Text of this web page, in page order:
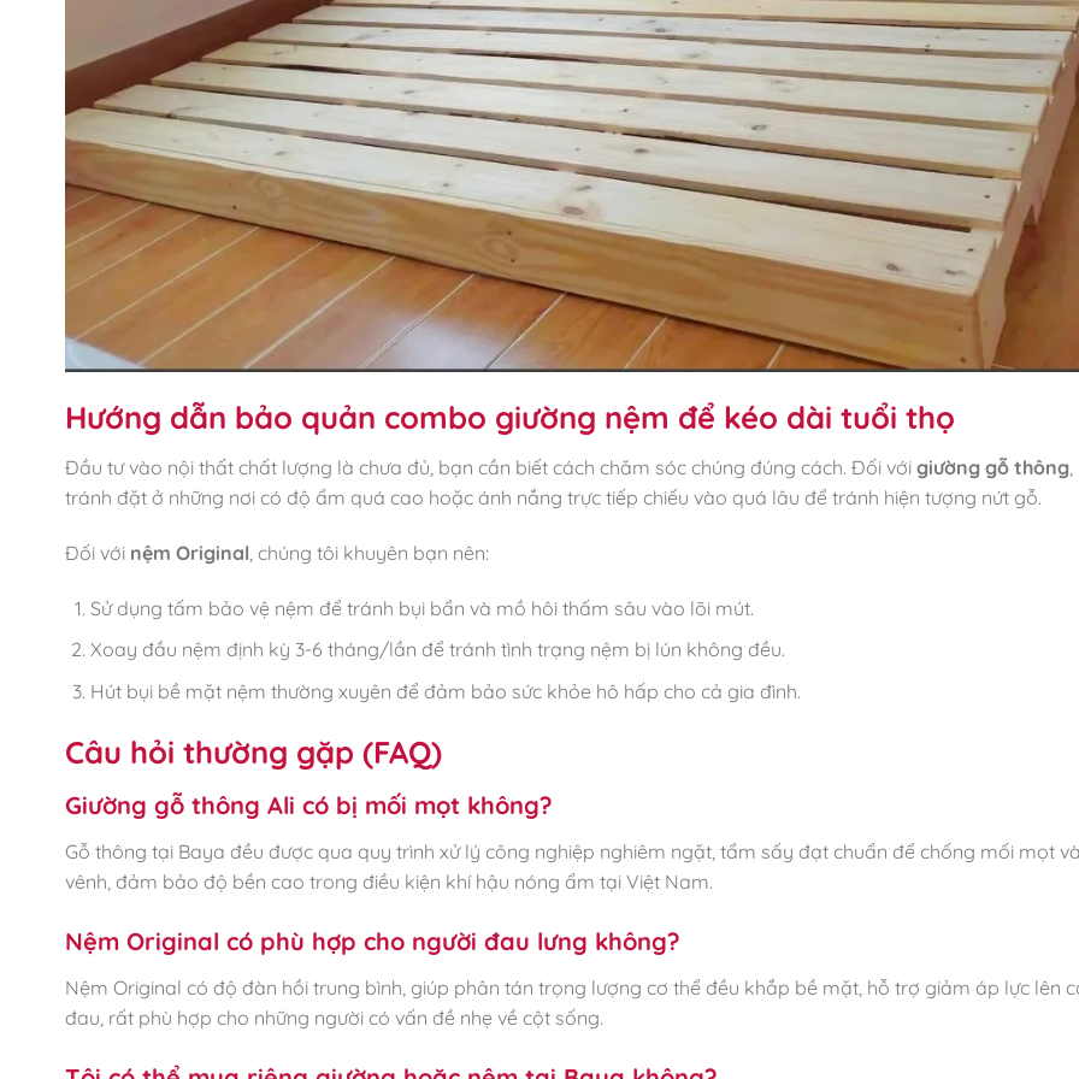
Hướng dẫn bảo quản combo giường nệm để kéo dài tuổi thọ
Đầu tư vào nội thất chất lượng là chưa đủ, bạn cần biết cách chăm sóc chúng đúng cách. Đối với giường gỗ thông
tránh đặt ở những nơi có độ ẩm quá cao hoặc ánh nắng trực tiếp chiếu vào quá lâu để tránh hiện tượng nứt gỗ.
Đối với nệm Original , chúng tôi khuyên bạn nên:
Sử dụng tấm bảo vệ nệm để tránh bụi bẩn và mồ hôi thấm sâu vào lõi mút.
Xoay đầu nệm định kỳ 3-6 tháng/lần để tránh tình trạng nệm bị lún không đều.
Hút bụi bề mặt nệm thường xuyên để đảm bảo sức khỏe hô hấp cho cả gia đình.
Câu hỏi thường gặp (FAQ)
Giường gỗ thông Ali có bị mối mọt không?
Gỗ thông tại Baya đều được qua quy trình xử lý công nghiệp nghiêm ngặt, tẩm sấy đạt chuẩn để chống mối mọt
vênh, đảm bảo độ bền cao trong điều kiện khí hậu nóng ẩm tại Việt Nam.
Nệm Original có phù hợp cho người đau lưng không?
Nệm Original có độ đàn hồi trung bình, giúp phân tán trọng lượng cơ thể đều khắp bề mặt, hỗ trợ giảm áp lực lên
đau, rất phù hợp cho những người có vấn đề nhẹ về cột sống.